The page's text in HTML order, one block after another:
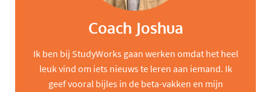
Coach Joshua
Ik ben bij StudyWorks gaan werken omdat het heel
leuk vind om iets nieuws te leren aan iemand. Ik
geef vooral bijles in de beta-vakken en mijn